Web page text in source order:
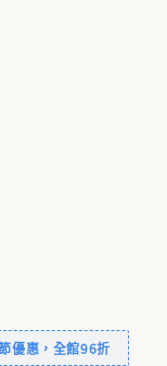
優惠，全館96折